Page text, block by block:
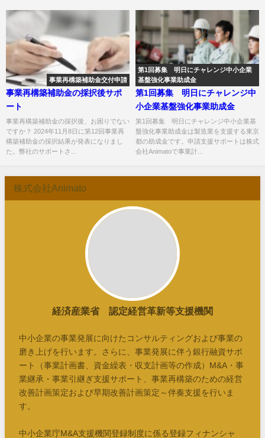
事業再構築補助金交付申請
事業再構築補助金の採択後サポ
ート
事業再構築補助金の採択後、お困りでない
ですか？ 2024年11月8日に第12回事業再
構築補助金の採択結果が発表になりまし
た。弊社のサポートさ...
第1回募集 明日にチャレンジ中小企業
基盤強化事業助成金
第1回募集 明日にチャレンジ中
小企業基盤強化事業助成金
第1回募集 明日にチャレンジ中小企業基
盤強化事業助成金は製造業を支援する東京
都の助成金です。申請支援サポートは株式
会社Animatoで事業計...
株式会社Animato
経済産業省 認定経営革新等支援機関
中小企業の事業発展に向けたコンサルティングおよび事業の
磨き上げを行います。さらに、事業発展に伴う銀行融資サポ
ート（事業計画書、資金繰表・収支計画等の作成）M&A・事
業継承・事業引継ぎ支援サポート、事業再構築のための経営
改善計画策定および早期改善計画策定～伴奏支援を行いま
す。
中小企業庁M&A支援機関登録制度に係る登録フィナンシャ